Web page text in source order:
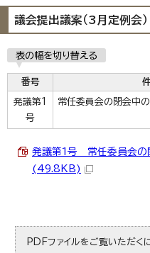
議会提出議案（3月定例会）
表の幅を切り替える
番号
発議第1
号
常任委員会の閉会中
発議第1号 常任委員会の
(49.8KB)
PDFファイルをご覧いただく